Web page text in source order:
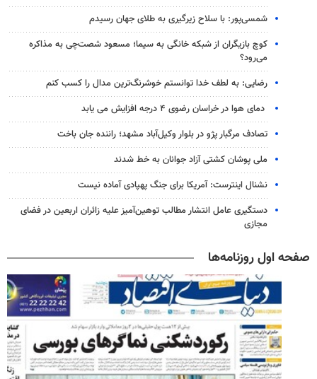
شمسی‌پور: با سلاح زیرگیری به طلای جهان رسیدم
کوچ بازیگران از شبکه خانگی به سیما؛ مسعود شصت‌چی به مذاکره
می‌رود؟
رضایی: به لطف خدا توانستم خوشرنگ‌ترین مدال را کسب کنم
دمای هوا در خراسان رضوی ۴ درجه افزایش می یابد
تصادف مرگبار پژو در بلوار وکیل‌آباد مشهد؛ راننده جان باخت
ملی پوشان کشتی آزاد جوانان به خط شدند
نشنال اینترست: آمریکا برای جنگ پهپادی آماده نیست
دستگیری عامل انتشار مطالب توهین‌آمیز علیه زائران اربعین در فضای
مجازی
صفحه اول روزنامه‌ها